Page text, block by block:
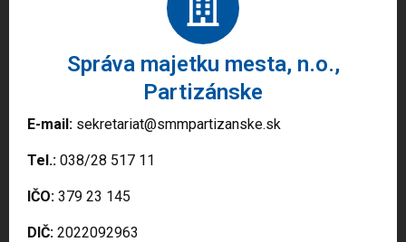
Správa majetku mesta, n.o.,
Partizánske
E-mail: sekretariat@smmpartizanske.sk
Tel.: 038/28 517 11
IČO: 379 23 145
DIČ: 2022092963